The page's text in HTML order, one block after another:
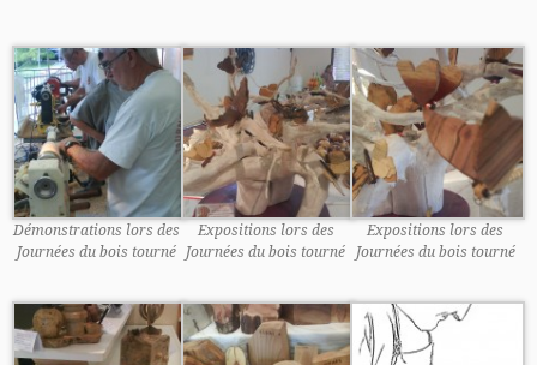
Démonstrations lors des
Journées du bois tourné
Expositions lors des
Journées du bois tourné
Expositions lors des
Journées du bois tourné